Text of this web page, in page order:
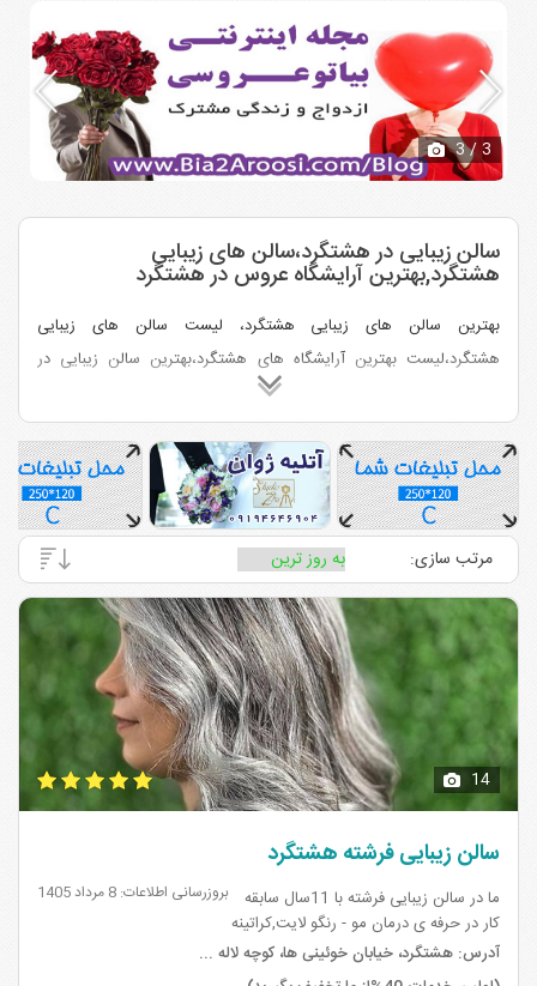
3/ 3
سالن زیبایی در هشتگرد،سالن های زیبایی
هشتگرد,بهترین آرایشگاه عروس در هشتگرد
بهترین سالن های زیبایی هشتگرد، لیست سالن های زیبایی
هشتگرد،لیست بهترین آرایشگاه های هشتگرد،بهترین سالن زیبایی در
هشتگرد،آرایشگاه خوب در هشتگرد،بهترین آرایشگاه عروس در
هشتگرد،لیست آرایشگاه های زنانه هشتگرد، سالن زیبایی معروف در
هشتگرد،میکاپ آرتیست در هشتگرد
مرتب سازی:
14
سالن زیبایی فرشته هشتگرد
بروزرسانی اطلاعات: 8 مرداد 1405
ما در سالن زیبایی فرشته با 11سال سابقه
کار در حرفه ی درمان مو - رنگو لایت,کراتینه
مو (احیا_صافی)و اسکالپ و اسکراپ مو با
بهترین و پیشرفته ترین دستگاه های روز
آدرس: هشتگرد، خیابان خوئینی ها، کوچه لاله ...